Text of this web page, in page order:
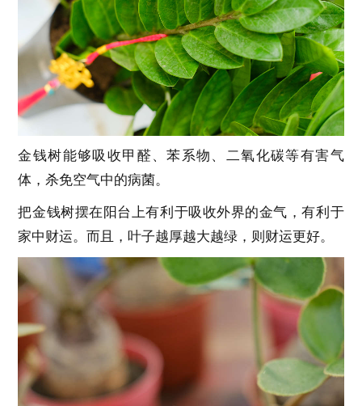
金钱树能够吸收甲醛、苯系物、二氧化碳等有害气
体，杀免空气中的病菌。
把金钱树摆在阳台上有利于吸收外界的金气，有利于
家中财运。而且，叶子越厚越大越绿，则财运更好。